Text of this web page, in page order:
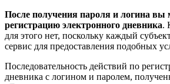
После получения пароля и логина
регистрацию электронного дневника.
для этого нет, поскольку каждый
сервис для предоставления подобных
Последовательность действий по
дневника с логином и паролем,